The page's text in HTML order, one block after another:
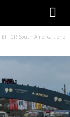
El TCR South America tiene